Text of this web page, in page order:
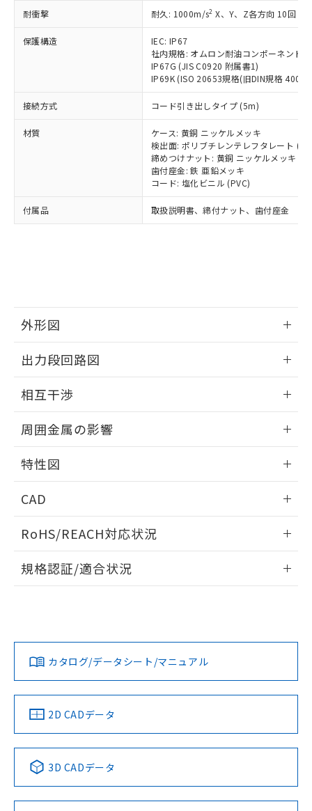
耐衝撃 耐久: 1000m/s2 X、Y、Z各方向 10回
保護構造
IEC: IP67
社内規格: オムロン耐油コンポーネント
IP67G (JIS C0920 附属書1)
IP69K (ISO 20653規格(旧DIN規格
接続方式 コード引き出しタイプ (5m)
材質
ケース: 黄銅 ニッケルメッキ
検出面: ポリブチレンテレフタレート
締めつけナット: 黄銅 ニッケルメッキ
歯付座金: 鉄 亜鉛メッキ
コード: 塩化ビニル (PVC)
付属品 取扱説明書、締付ナット、歯付座金
外形図
外形図
出力段回路図
出力段回路図
タイムチャート
相互干渉
相互干渉
A: 150mm以上、B: 90mm以上
周囲金属の影響
周囲金属の影響
上、n: 90mm以上
特性図
検出物体の大きさと材質による影響
検出領域
CAD
ドすることができます。
ログイン/会員登録
ダウンロードデータをご利用いただく前に、以下を必ずお読
みください。
ソフトウェアの使用条件
RoHS/REACH対応状況
EU RoHS 注意事項・凡例
対応済み
中国 RoHS 注意事項・凡例
Pb Hg Cd Cr(VI)
規格認証/適合状況
LR型式承認
（イギリス
船舶規格）
DNV型式承認
（ノルウェー
BV型式承認
（フランス
KR型式
（韓国
No No No No
この製品の規格認証/適合状況ページへ
その他の認証はこちらのページからご検索ください
カタログ/データシート/マニュアル
2D CADデータ
3D CADデータ
覧された時点での実際の在庫および標
準価格とは異なる場合があることをご
了承ください。
正式な納期状況および標準価格はお客
様のお取引先、またはお客様担当のオ
ムロン制御機器販売店・当社販売員に
ご相談ください。
オムロン制御機器販売店や当社販売拠
販売ネットワーク
」をご確認
在庫状況および標準価格結果を当社の
事前の承諾なく第三者に漏洩または開
示しないようお願いします。
マイパーツ機能（部品リスト作成サー
ビス）をご利用いただくには、I-Web
品・サービスに関するお客様との取
※当社の共同利用者とは、
の共同利用に関して"
用者の範囲」に記載されている法人を
鉛(Pb) 1000ppm以下、 水銀(Hg) 1000ppm以下、 カド
ミウム(Cd) 100ppm以下、
六価クロム(Cr(Ⅵ)) 1000ppm以下、ポリ臭化ビフェニル
類(PBB) 1000ppm以下、ポリ臭化ジフェニルエーテル類
(PBDE) 1000ppm以下、フタル酸ビス(2-エチルヘキシ
ル) (DEHP)(別名：DOP) 1000ppm以下、フタル酸ブチ
ルベンジル（BBP） 1000ppm以下、フタル酸ジブチル
（DBP） 1000ppm以下、フタル酸ジイソブチル
適用除外項目は除く。
フタル酸エステル類の４物質については閾値を超える意
図的な使用がないことを確認しています。
部品在庫の切り替え状況などにより、予定
月が前後することがあります。
とができます。
EU RoHS指令（10物質）の非含有証明書
51物質の非含有証明書（当社基準）
※本証明書は発行日時点で非含有を証明す
るもので、過去に遡って非含有を証明する
ものではありません。
物質の対応では、対応完了までの期間は出
荷製品に未対応品が混在することから備考
欄に対応日を記載しておりました。
既に当社にて対応品への在庫切替を完了
*中国RoHS10物質の基準値 (GB/T26572)：
Pb(鉛) :1000ppm、 Hg(水銀) : 1000ppm、 Cd(カドミウ
Cr(Ⅵ)(六価クロム) : 1000ppm、 PBBs(ポリ臭化ビフェ
ニル類) : 1000ppm、 PBDEs(ポリ臭化ジフェニルエーテ
DBP(フタル酸ジブチル) : 1000ppm、 DIBP(フタル酸ジ
イソブチル) : 1000ppm、 BBP(フタル酸ブチルベンジ
DEHP(フタル酸ビス(2-エチルヘキシル)) : 1000ppm
※2 環境保護使用期限
「ｅ」：有害物質（10物質）のすべてが基
準値以下であることを示します。
「10」：通常の使用状況下において有害物
質が外部に漏えいし、環境に深刻な影響を
及ぼさない年数を意味します。
国政府の輸出許可(または役務取引許
可)を取得するなどの必要な手続きを
当社は規制貨物を破棄する場合は、完
全に破砕するなど、違法に輸出されな
いよう必要な手段を講じます。
当社は貴社製品を、核兵器、ミサイ
ル、化学兵器、生物兵器またはその他
武器並びにこれらの製造装置等に一切
使用いたしません。
当社は、貴社製品を第三者に販売する
場合は、上記1、2および3の内容を当
該第三者に通知します。また当社は、
販売先および販売に係わる関係者が違
法に輸出するおそれがある場合は、取
一定数以上の在庫あり
一定数には満たないが在庫あり
在庫なし(最新の在庫状況につ
いては、お客様のお取引先、ま
たはお客様担当のオムロン制御
機器販売店・当社販売員にご確
認ください)
白
受注生産機種、また在庫状況の
情報を公開していない機種